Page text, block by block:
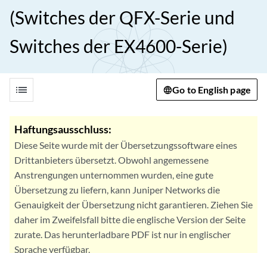
(Switches der QFX-Serie und
Switches der EX4600-Serie)
list Go to English page
Haftungsausschluss:
Diese Seite wurde mit der Übersetzungssoftware eines
Drittanbieters übersetzt. Obwohl angemessene
Anstrengungen unternommen wurden, eine gute
Übersetzung zu liefern, kann Juniper Networks die
Genauigkeit der Übersetzung nicht garantieren. Ziehen Sie
daher im Zweifelsfall bitte die englische Version der Seite
zurate. Das herunterladbare PDF ist nur in englischer
Sprache verfügbar.